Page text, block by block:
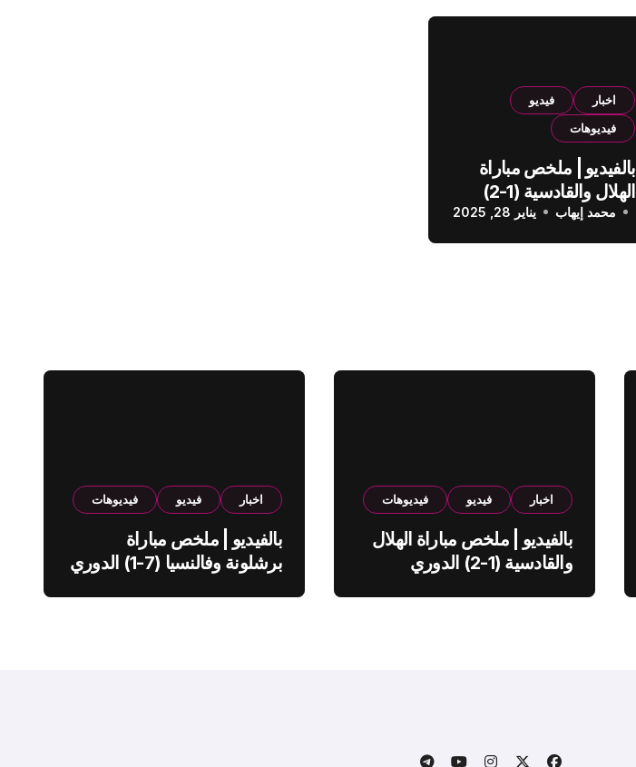
اخبار
فيديو
فيديوهات
بالفيديو | ملخص مباراة
الهلال والقادسية (1-2)
الدوري السعودي
محمد إيهاب يناير 28, 2025
اخبار فيديو فيديوهات
بالفيديو | ملخص مباراة الهلال
والقادسية (1-2) الدوري
اخبار فيديو فيديوهات
بالفيديو | ملخص مباراة
برشلونة وفالنسيا (7-1) الدوري